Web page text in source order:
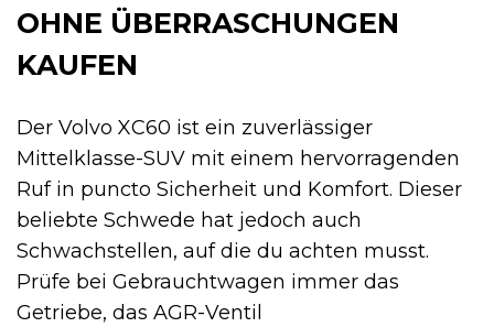
OHNE ÜBERRASCHUNGEN
KAUFEN
Der Volvo XC60 ist ein zuverlässiger
Mittelklasse-SUV mit einem hervorragenden
Ruf in puncto Sicherheit und Komfort. Dieser
beliebte Schwede hat jedoch auch
Schwachstellen, auf die du achten musst.
Prüfe bei Gebrauchtwagen immer das
Getriebe, das AGR-Ventil